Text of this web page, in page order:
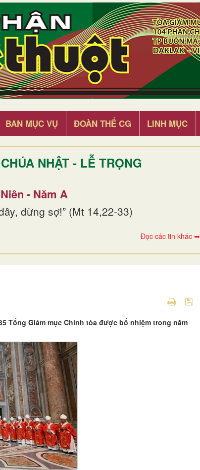
BAN MỤC VỤ ĐOÀN THỂ CG LINH MỤC
NHẬT - LỄ TRỌNG
- Năm A
đừng sợ!” (Mt 14,22-33)
Đọc các tin khác ➥
Tổng Giám mục Chính tòa được bổ nhiệm trong năm